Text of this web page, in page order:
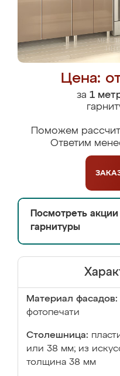
Цена:
за 1
Поможем
Ответим
Посмотреть
гарнитуры
Материал фасадов:
фотопечати
Столешница:
или 38 мм; из
толщина 38 мм